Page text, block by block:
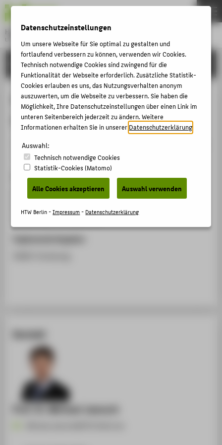
Hochschule für Technik und Wirtschaft Berlin
University of Applied Sciences
Menu
FORSCHUNG
Fair Contract Negotiations versus
Optimising at any Cost
Veranstaltungsbeitrag › Sonstiger Veranstaltungsbeitrag
› 2013
Veranstaltung
International Project Week: Business Ethics
13.05.2013 - 17.05.2013
Kontakt
Prof. Dr. Michael Jaensch
THEMEN
HOCHSCHULE
CAMPUS
STUDIUM
LEHRE
KARRIERE
INTERNATIONAL
INFORMATIONEN FÜR
STUDIENINTERESSIERTE
ÜBER DIE HTW BERLIN
Datenschutzeinstellungen
Um unsere Webseite für Sie optimal zu gestalten und
fortlaufend verbessern zu können, verwenden wir Cookies.
Technisch notwendige Cookies sind zwingend für die
Funktionalität der Webseite erforderlich. Zusätzliche Statistik-
Cookies erlauben es uns, das Nutzungsverhalten anonym
auszuwerten, um die Webseite zu verbessern. Sie haben die
Möglichkeit, Ihre Datenschutzeinstellungen über einen Link im
unteren Seitenbereich jederzeit zu ändern. Weitere
Informationen erhalten Sie in unsererDatenschutzerklärung
Auswahl:
Technisch notwendige Cookies
Statistik-Cookies (Matomo)
Alle Cookies akzeptieren Auswahl verwenden
HTW Berlin -Impressum- Datenschutzerklärung